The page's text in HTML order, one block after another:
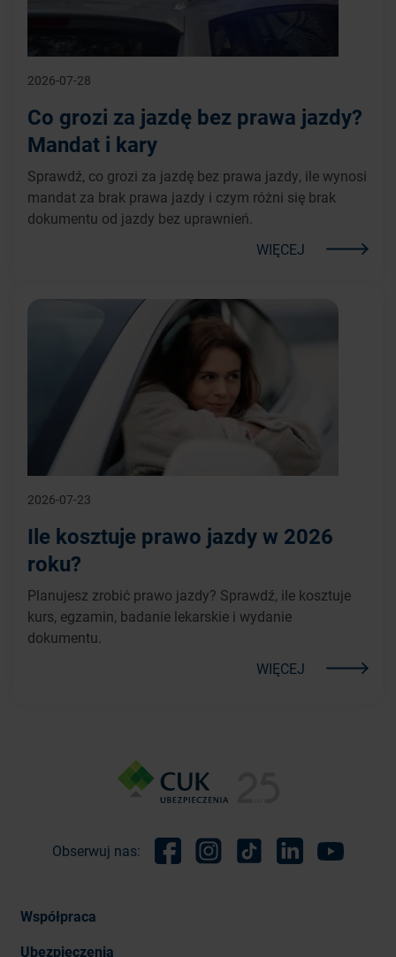
2026-07-28
Co grozi za jazdę bez prawa jazdy?
Mandat i kary
Sprawdź, co grozi za jazdę bez prawa jazdy, ile wynosi
mandat za brak prawa jazdy i czym różni się brak
dokumentu od jazdy bez uprawnień.
WIĘCEJ
2026-07-23
Ile kosztuje prawo jazdy w 2026
roku?
Planujesz zrobić prawo jazdy? Sprawdź, ile kosztuje
kurs, egzamin, badanie lekarskie i wydanie
dokumentu.
WIĘCEJ
Obserwuj nas:
Współpraca
Ubezpieczenia